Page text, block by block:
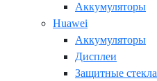
Аккумуляторы
Huawei
Аккумуляторы
Дисплеи
Защитные стекла